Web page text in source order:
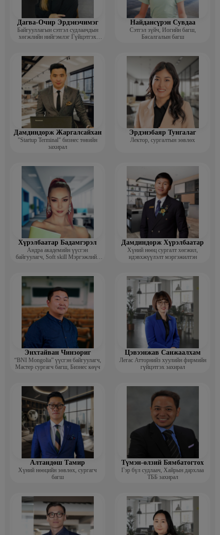
Дагва-Очир Эрдэнэчимэг
Байгууллагын сэтгэл судлаачдын
хөгжлийн нийгэмлэг Гүйцэтгэх
Найдансүрэн Сувдаа
Сэтгэл зүйч, Иогийн багш,
Бясалгалын багш
Дамдиндорж Жаргалсайхан
"Startup Terminal" бизнес төвийн
захирал
Эрдэнэбаяр Тунгалаг
Лектор, сургалтын зөвлөх
Хүрэлбаатар Бадамгэрэл
Андра академийн үүсгэн
байгуулагч, Soft skill Мэргэжлийн
Дамдиндорж Хүрэлбаатар
Хүний нөөц сургалт хөгжил,
идэвхжүүлэлт мэргэжилтэн
Энхтайван Чинзориг
“BNI Mongolia” үүсгэн байгуулагч,
Мастер сургагч багш, Бизнес көүч
Цэвээнжав Санжаалхам
Легас Атторнийз хуулийн фирмийн
гүйцэтгэх захирал
Алтандөш Тамир
Хүний нөөцийн зөвлөх, сургагч
багш
Түмэн-өлзий Бямбатогтох
Гэр бүл судлаач, Хайрын дархлаа
ТББ захирал